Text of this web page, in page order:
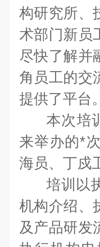
构研究所、
术部门新员
尽快了解并
角员工的交
提供了平台。
本次培
来举办的*
海员、丁戍
培训以
机构介绍、
及产品研发